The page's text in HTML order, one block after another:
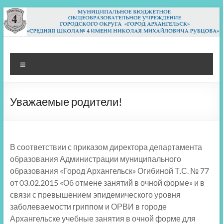
Перейти
к
содержимому
МБОУ СШ 4
Архангельск
Уважаемые родители!
В соответствии с приказом директора департамента
образования Администрации муниципального
образования «Город Архангельск» Огибиной Т.С. № 77
от 03.02.2015 «Об отмене занятий в очной форме» и в
связи с превышением эпидемического уровня
заболеваемости гриппом и ОРВИ в городе
Архангельске учебные занятия в очной форме для